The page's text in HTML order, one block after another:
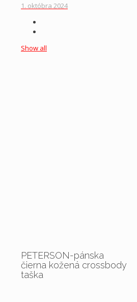
1. októbra 2024
Show all
PETERSON-pánska
čierna kožená crossbody
taška